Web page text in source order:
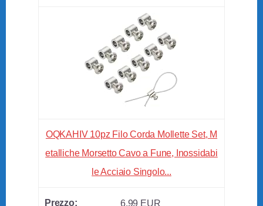
OQKAHIV 10pz Filo Corda Mollette Set, M
etalliche Morsetto Cavo a Fune, Inossidabi
le Acciaio Singolo...
6,99 EUR